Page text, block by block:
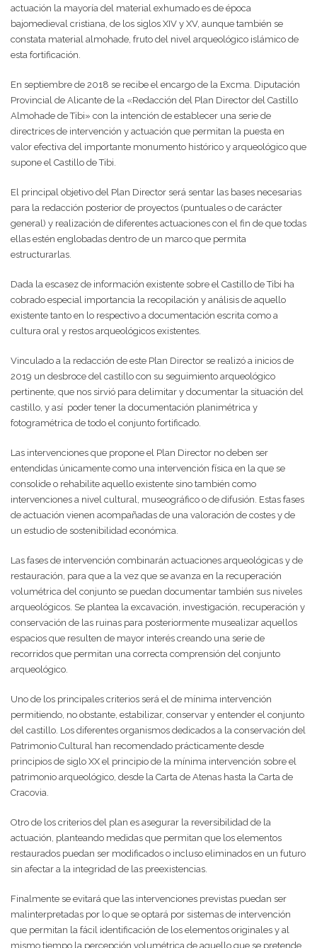
actuación la mayoría del material exhumado es de época
bajomedieval cristiana, de los siglos XIV y XV, aunque también se
constata material almohade, fruto del nivel arqueológico islámico de
esta fortificación.
En septiembre de 2018 se recibe el encargo de la Excma. Diputación
Provincial de Alicante de la «Redacción del Plan Director del Castillo
Almohade de Tibi» con la intención de establecer una serie de
directrices de intervención y actuación que permitan la puesta en
valor efectiva del importante monumento histórico y arqueológico que
supone el Castillo de Tibi.
El principal objetivo del Plan Director será sentar las bases necesarias
para la redacción posterior de proyectos (puntuales o de carácter
general) y realización de diferentes actuaciones con el fin de que todas
ellas estén englobadas dentro de un marco que permita
estructurarlas.
Dada la escasez de información existente sobre el Castillo de Tibi ha
cobrado especial importancia la recopilación y análisis de aquello
existente tanto en lo respectivo a documentación escrita como a
cultura oral y restos arqueológicos existentes.
Vinculado a la redacción de este Plan Director se realizó a inicios de
2019 un desbroce del castillo con su seguimiento arqueológico
pertinente, que nos sirvió para delimitar y documentar la situación del
castillo, y así poder tener la documentación planimétrica y
fotogramétrica de todo el conjunto fortificado.
Las intervenciones que propone el Plan Director no deben ser
entendidas únicamente como una intervención física en la que se
consolide o rehabilite aquello existente sino también como
intervenciones a nivel cultural, museográfico o de difusión. Estas fases
de actuación vienen acompañadas de una valoración de costes y de
un estudio de sostenibilidad económica.
Las fases de intervención combinarán actuaciones arqueológicas y de
restauración, para que a la vez que se avanza en la recuperación
volumétrica del conjunto se puedan documentar también sus niveles
arqueológicos. Se plantea la excavación, investigación, recuperación y
conservación de las ruinas para posteriormente musealizar aquellos
espacios que resulten de mayor interés creando una serie de
recorridos que permitan una correcta comprensión del conjunto
arqueológico.
Uno de los principales criterios será el de mínima intervención
permitiendo, no obstante, estabilizar, conservar y entender el conjunto
del castillo. Los diferentes organismos dedicados a la conservación del
Patrimonio Cultural han recomendado prácticamente desde
principios de siglo XX el principio de la mínima intervención sobre el
patrimonio arqueológico, desde la Carta de Atenas hasta la Carta de
Cracovia.
Otro de los criterios del plan es asegurar la reversibilidad de la
actuación, planteando medidas que permitan que los elementos
restaurados puedan ser modificados o incluso eliminados en un futuro
sin afectar a la integridad de las preexistencias.
Finalmente se evitará que las intervenciones previstas puedan ser
malinterpretadas por lo que se optará por sistemas de intervención
que permitan la fácil identificación de los elementos originales y al
mismo tiempo la percepción volumétrica de aquello que se pretende